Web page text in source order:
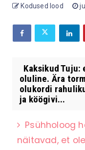
Kodused lood
Kaksikud
oluline. Ära
olukordi
ja köögivi...
Psühholoog
näitavad, et